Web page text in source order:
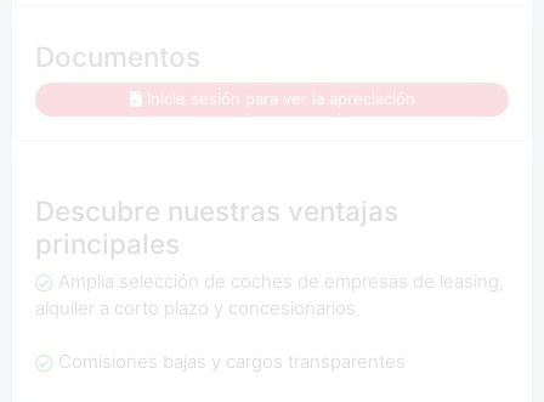
Documentos
Inicie sesión para ver la apreciación
Descubre nuestras ventajas
principales
Amplia selección de coches de empresas de leasing,
alquiler a corto plazo y concesionarios
Comisiones bajas y cargos transparentes